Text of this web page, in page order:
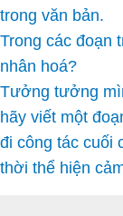
trong văn bản.
Trong các đoạn
nhân hoá?
Tưởng tưởng
hãy viết một
đi công tác cuối
thời thể hiện